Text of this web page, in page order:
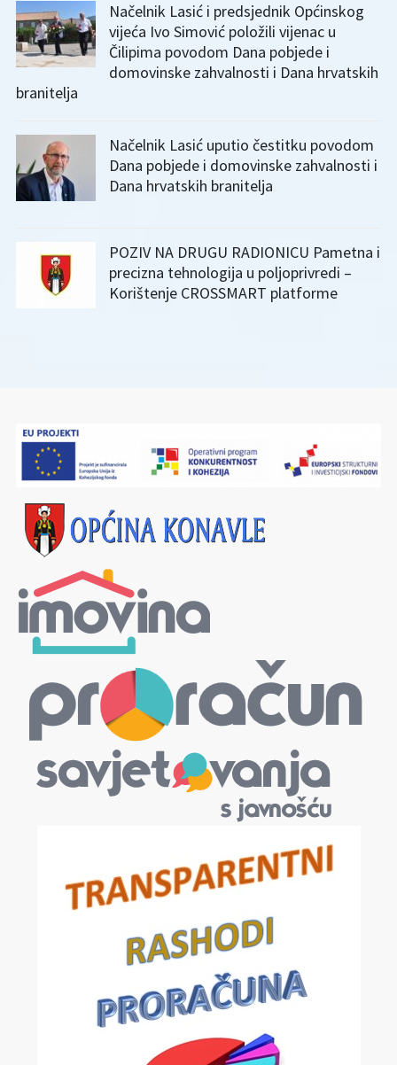
Načelnik Lasić i predsjednik Općinskog
vijeća Ivo Simović položili vijenac u
Čilipima povodom Dana pobjede i
domovinske zahvalnosti i Dana hrvatskih
branitelja
Načelnik Lasić uputio čestitku povodom
Dana pobjede i domovinske zahvalnosti i
Dana hrvatskih branitelja
POZIV NA DRUGU RADIONICU Pametna i
precizna tehnologija u poljoprivredi –
Korištenje CROSSMART platforme